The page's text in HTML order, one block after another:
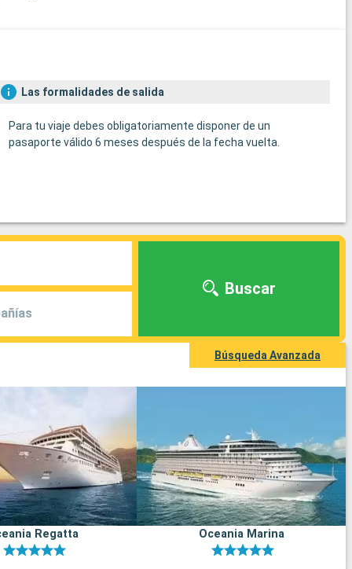
Las formalidades de salida
Para tu viaje debes obligatoriamente disponer de un
pasaporte válido 6 meses después de la fecha vuelta.
Buscar
Búsqueda Avanzada
Regatta Oceania Marina